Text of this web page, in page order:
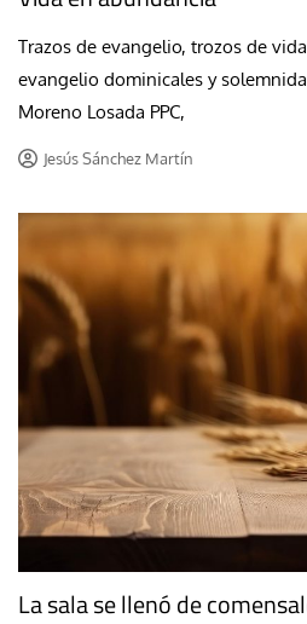
Trazos de evangelio, trozos de
evangelio dominicales y
Moreno Losada PPC,
Jesús Sánchez Martín
La sala se llenó de